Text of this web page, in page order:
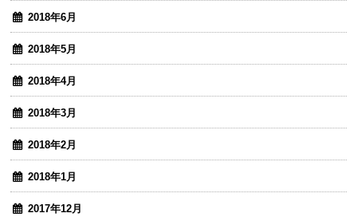
2018年6月
2018年5月
2018年4月
2018年3月
2018年2月
2018年1月
2017年12月